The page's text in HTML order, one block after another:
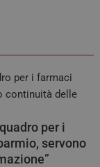
per i
servono